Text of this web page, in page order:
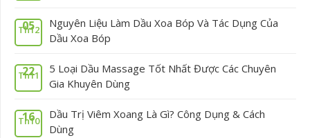
05
Th12
Nguyên Liệu Làm Dầu Xoa Bóp Và Tác Dụng Của
Dầu Xoa Bóp
22
Th11
5 Loại Dầu Massage Tốt Nhất Được Các Chuyên
Gia Khuyên Dùng
16
Th10
Dầu Trị Viêm Xoang Là Gì? Công Dụng & Cách
Dùng